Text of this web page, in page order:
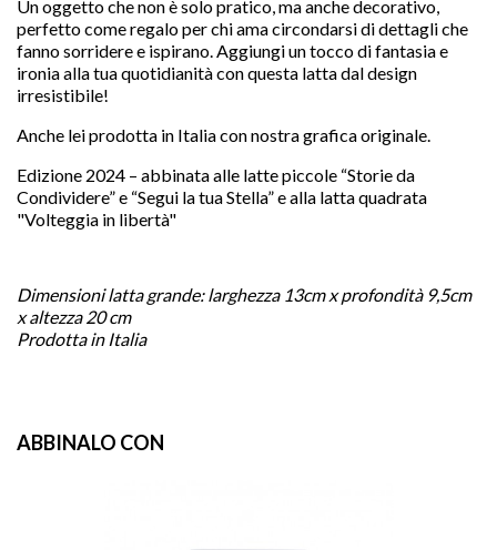
favorite
Un oggetto che non è solo pratico, ma anche decorativo,
perfetto come regalo per chi ama circondarsi di dettagli che
fanno sorridere e ispirano. Aggiungi un tocco di fantasia e
ironia alla tua quotidianità con questa latta dal design
irresistibile!
Anche lei prodotta in Italia con nostra grafica originale.
Edizione 2024 – abbinata alle latte piccole “Storie da
Condividere” e “Segui la tua Stella” e alla latta quadrata
"Volteggia in libertà"
Dimensioni latta grande: larghezza 13cm x profondità 9,5cm
x altezza 20 cm
Prodotta in Italia
ABBINALO CON